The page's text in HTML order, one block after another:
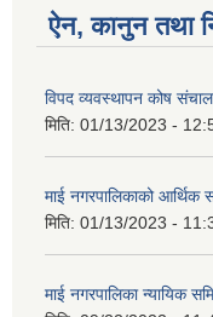
ऐन, कानुन तथा
विपद व्यवस्थापन कोष
मिति: 01/13/2023 -
माई नगरपालिकाको आर्थिक
मिति: 01/13/2023 -
माई नगरपालिका न्यायिक